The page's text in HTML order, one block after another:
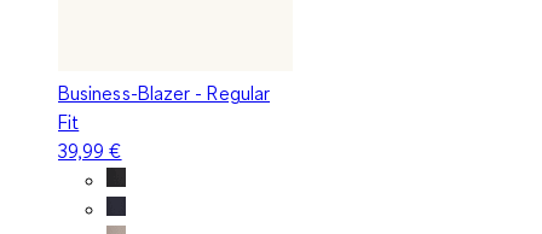
Business-Blazer - Regular
Fit
39,99 €